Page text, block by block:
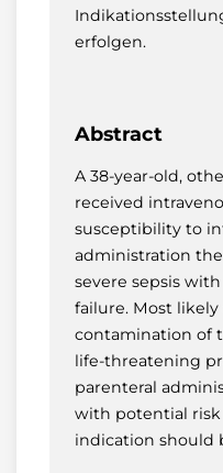
erfolgen.
Abstract
A 38-year-old,
received
susceptibility to
administration
severe sepsis
failure. Most likely
contamination of
life-threatening
parenteral
with potential
indication should